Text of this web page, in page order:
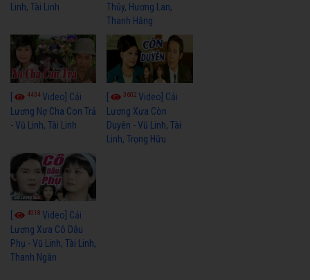
Linh, Tài Linh
Thủy, Hương Lan,
Thanh Hằng
4434Video] Cải
Lương Nợ Cha Con Trả
- Vũ Linh, Tài Linh
3602Video] Cải
Lương Xưa Còn
Duyên - Vũ Linh, Tài
Linh, Trọng Hữu
4018 Video] Cải
Lương Xưa Cô Dâu
Phụ - Vũ Linh, Tài Linh,
Thanh Ngân